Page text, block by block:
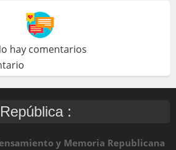
hay comentarios
:
y Memoria Republicana